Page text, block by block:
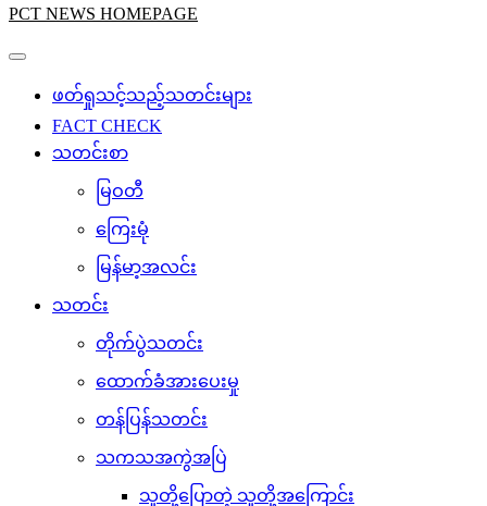
PCT NEWS HOMEPAGE
ဖတ်ရှုသင့်သည့်သတင်းများ
FACT CHECK
သတင်းစာ
မြဝတီ
ကြေးမုံ
မြန်မာ့အလင်း
သတင်း
တိုက်ပွဲသတင်း
ထောက်ခံအားပေးမှု
တန်ပြန်သတင်း
သကသအကွဲအပြဲ
သူတို့ပြောတဲ့ သူတို့အကြောင်း